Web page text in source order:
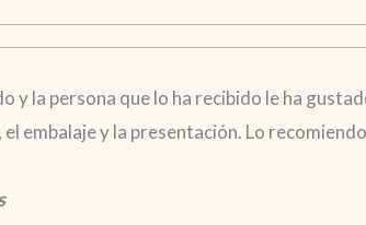
la persona que lo ha recibido le ha
embalaje y la presentación. Lo